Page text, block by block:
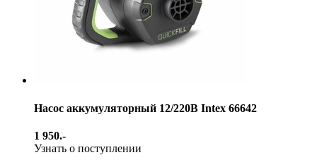
Насос аккумуляторный 12/220В Intex 66642
1 950.-
Узнать о поступлении